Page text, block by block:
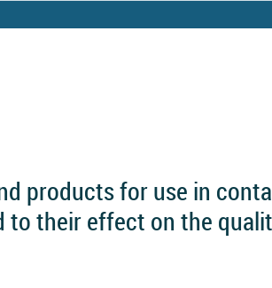
products for use in
to their effect on the